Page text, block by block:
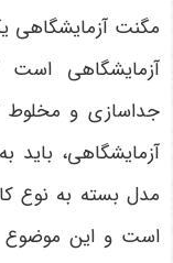
مگنت آزمایشگاهی
آزمایشگاهی است
جداسازی و مخلوط
آزمایشگاهی، باید
مدل بسته به نوع
است و این موضوع